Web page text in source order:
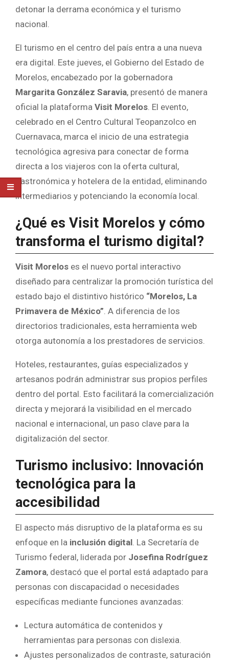
detonar la derrama económica y el turismo
nacional.
El turismo en el centro del país entra a una nueva
era digital. Este jueves, el Gobierno del Estado de
Morelos, encabezado por la gobernadora
Margarita González Saravia, presentó de manera
oficial la plataforma Visit Morelos . El evento,
celebrado en el Centro Cultural Teopanzolco en
Cuernavaca, marca el inicio de una estrategia
tecnológica agresiva para conectar de forma
directa a los viajeros con la oferta cultural,
gastronómica y hotelera de la entidad, eliminando
intermediarios y potenciando la economía local.
¿Qué es Visit Morelos y cómo
transforma el turismo digital?
Visit Morelos es el nuevo portal interactivo
diseñado para centralizar la promoción turística del
estado bajo el distintivo histórico “Morelos, La
Primavera de México”. A diferencia de los
directorios tradicionales, esta herramienta web
otorga autonomía a los prestadores de servicios.
Hoteles, restaurantes, guías especializados y
artesanos podrán administrar sus propios perfiles
dentro del portal. Esto facilitará la comercialización
directa y mejorará la visibilidad en el mercado
nacional e internacional, un paso clave para la
digitalización del sector.
Turismo inclusivo: Innovación
tecnológica para la
accesibilidad
El aspecto más disruptivo de la plataforma es su
enfoque en la inclusión digital. La Secretaría de
Turismo federal, liderada por Josefina Rodríguez
Zamora, destacó que el portal está adaptado para
personas con discapacidad o necesidades
específicas mediante funciones avanzadas:
Lectura automática de contenidos y
herramientas para personas con dislexia.
Ajustes personalizados de contraste, saturación